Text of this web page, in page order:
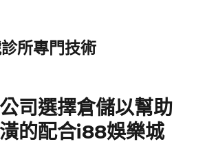
所專門技術
司選擇倉儲以幫助
的配合i88娛樂城